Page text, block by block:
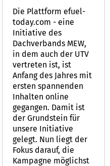
Die Plattform efuel-
today.com - eine
Initiative des
Dachverbands MEW,
in dem auch der UTV
vertreten ist, ist
Anfang des Jahres mit
ersten spannenden
Inhalten online
gegangen. Damit ist
der Grundstein für
unsere Initiative
gelegt. Nun liegt der
Fokus darauf, die
Kampagne möglichst